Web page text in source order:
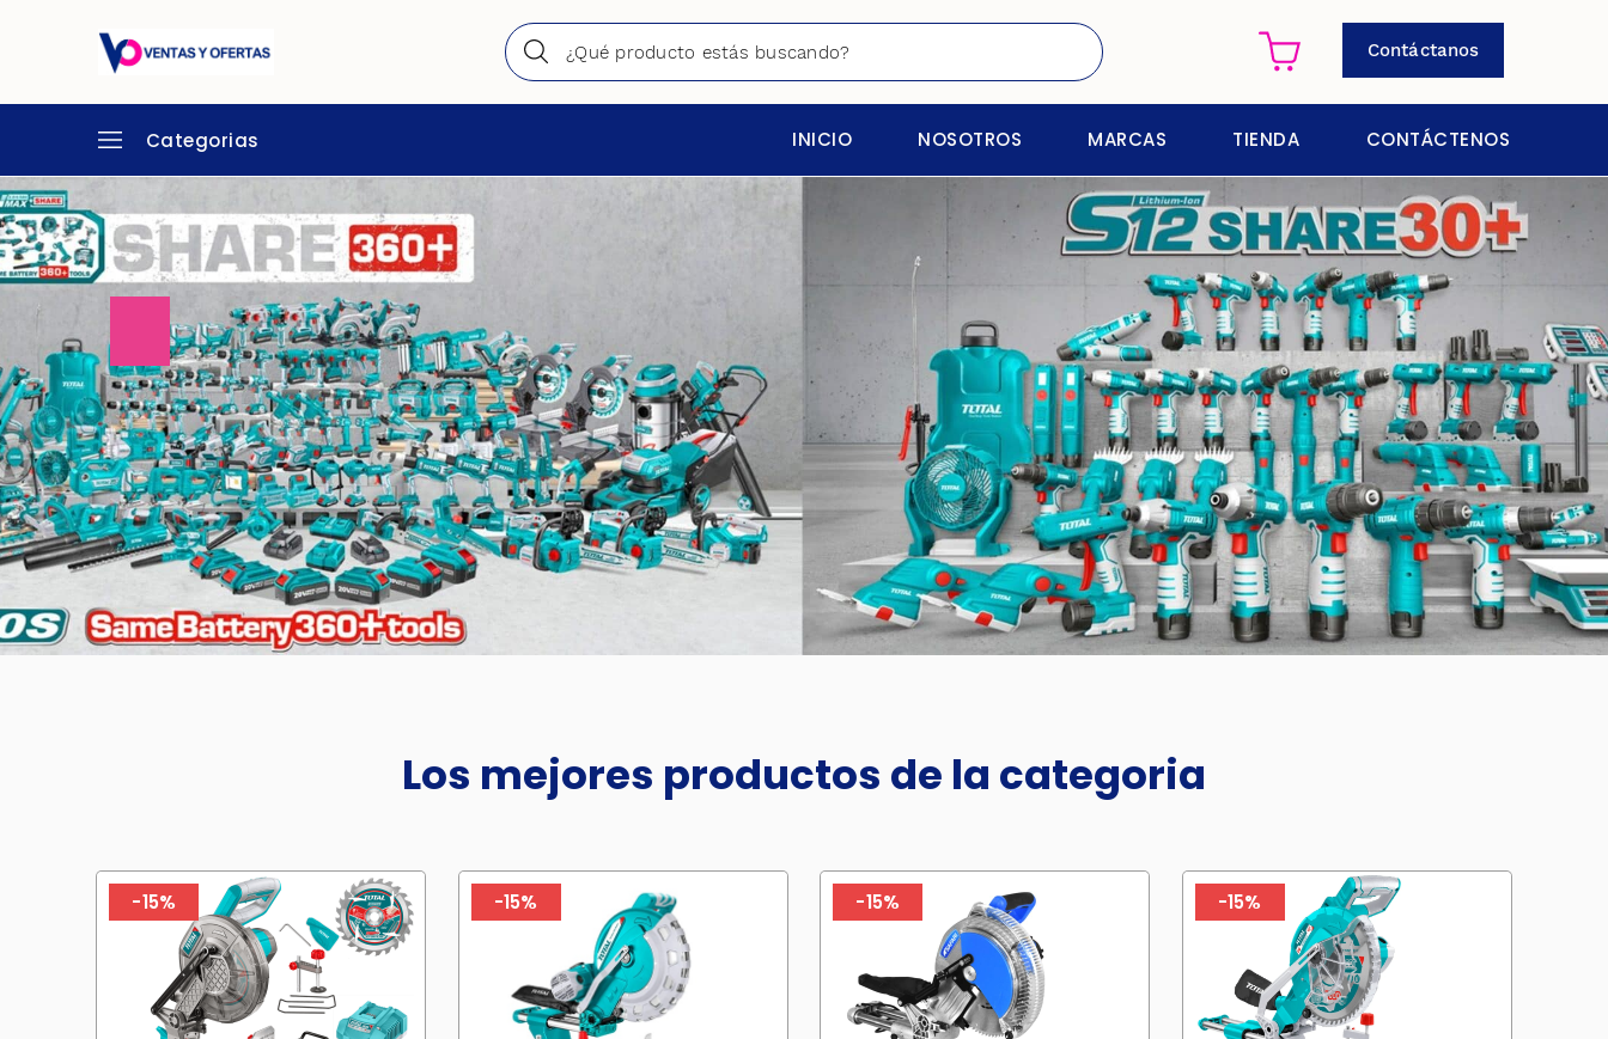
Contáctanos
Categorias INICIO NOSOTROS MARCAS TIENDA CONTÁCTENOS
Los mejores productos de la categoria
-15% -15% -15% -15%